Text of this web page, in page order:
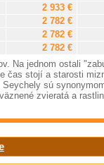
2 933 €
2 782 €
2 782 €
2 782 €
Na jednom ostali
čas stojí a starosti
sú
zvieratá a